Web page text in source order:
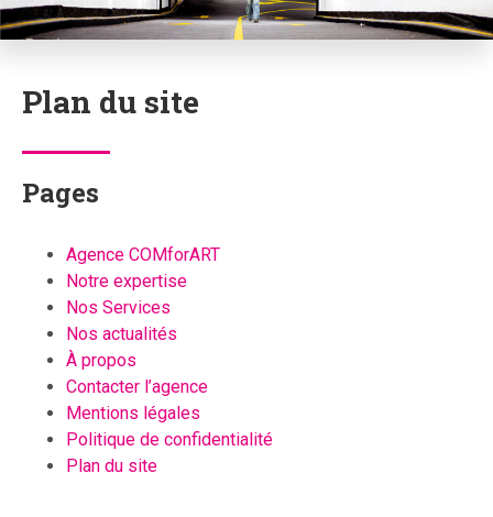
Plan du site
Pages
Agence COMforART
Notre expertise
Nos Services
Nos actualités
À propos
Contacter l’agence
Mentions légales
Politique de confidentialité
Plan du site